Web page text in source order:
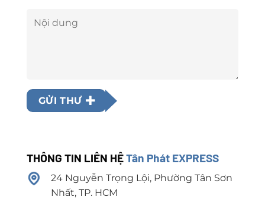
GỬI THƯ
THÔNG TIN LIÊN HỆTân Phát EXPRESS
24 Nguyễn Trọng Lội, Phường Tân Sơn
Nhất, TP. HCM